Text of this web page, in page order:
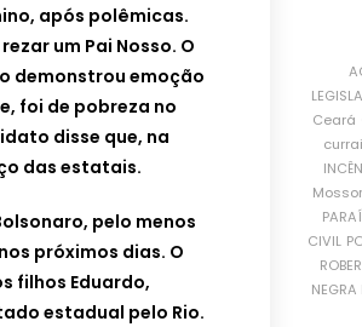
após polêmicas.
um Pai Nosso. O
demonstrou emoção
foi de pobreza no
disse que, na
das estatais.
pelo menos
próximos dias. O
filhos Eduardo,
estadual pelo Rio.
Ceará
CIVIL
NEGRA